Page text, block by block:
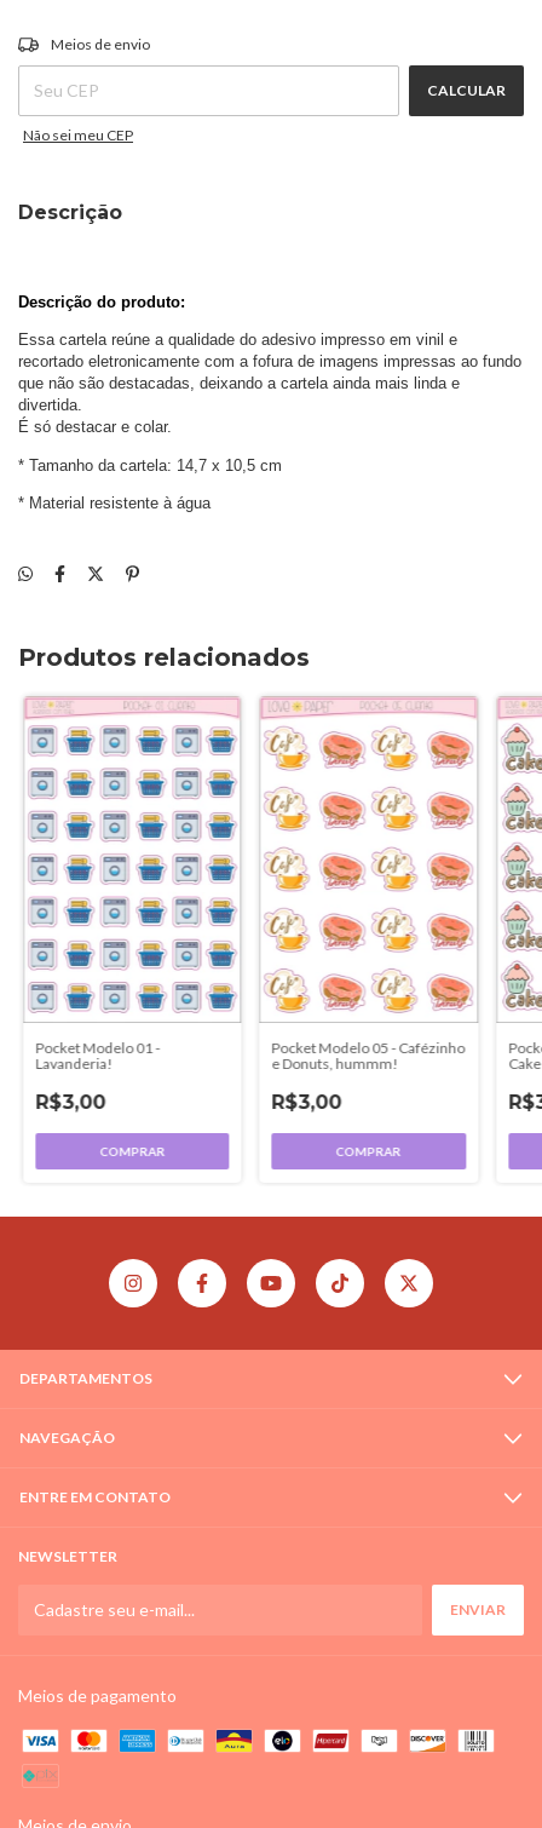
Entregas para o CEP:
Meios de envio
CALCULAR
Não sei meu CEP
Descrição
Descrição do produto:
Essa cartela reúne a qualidade do adesivo impresso em vinil e
recortado eletronicamente com a fofura de imagens impressas ao fundo
que não são destacadas, deixando a cartela ainda mais linda e
divertida.
É só destacar e colar.
* Tamanho da cartela: 14,7 x 10,5 cm
* Material resistente à água
Produtos relacionados
Pocket Modelo 01 -
Lavanderia!
R$3,00
COMPRAR
Pocket Modelo 05 - Cafézinho
e Donuts, hummm!
R$3,00
COMPRAR
DEPARTAMENTOS
NAVEGAÇÃO
ENTRE EM CONTATO
NEWSLETTER
Meios de pagamento